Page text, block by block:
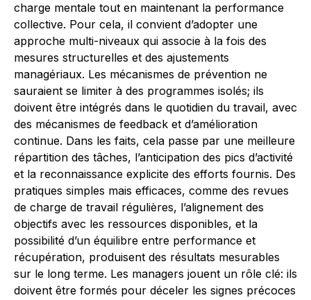
charge mentale tout en maintenant la performance
collective. Pour cela, il convient d’adopter une
approche multi-niveaux qui associe à la fois des
mesures structurelles et des ajustements
managériaux. Les mécanismes de prévention ne
sauraient se limiter à des programmes isolés; ils
doivent être intégrés dans le quotidien du travail, avec
des mécanismes de feedback et d’amélioration
continue. Dans les faits, cela passe par une meilleure
répartition des tâches, l’anticipation des pics d’activité
et la reconnaissance explicite des efforts fournis. Des
pratiques simples mais efficaces, comme des revues
de charge de travail régulières, l’alignement des
objectifs avec les ressources disponibles, et la
possibilité d’un équilibre entre performance et
récupération, produisent des résultats mesurables
sur le long terme. Les managers jouent un rôle clé: ils
doivent être formés pour déceler les signes précoces